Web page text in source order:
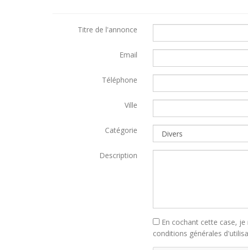
Titre de l'annonce
Email
Téléphone
Ville
Catégorie
Description
En cochant cette case,
conditions générales